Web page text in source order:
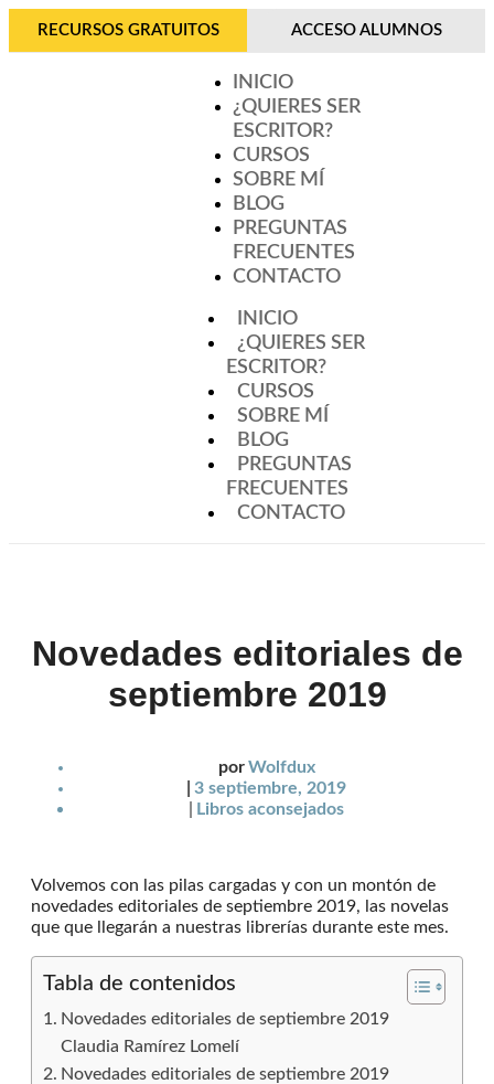
RECURSOS GRATUITOS ACCESO ALUMNOS
INICIO
¿QUIERES SER
ESCRITOR?
CURSOS
SOBRE MÍ
BLOG
PREGUNTAS
FRECUENTES
CONTACTO
INICIO
¿QUIERES SER
ESCRITOR?
CURSOS
SOBRE MÍ
BLOG
PREGUNTAS
FRECUENTES
CONTACTO
Novedades editoriales de
septiembre 2019
por Wolfdux
3 septiembre, 2019
Libros aconsejados
Volvemos con las pilas cargadas y con un montón de
novedades editoriales de septiembre 2019, las novelas
que que llegarán a nuestras librerías durante este mes.
Tabla de contenidos
Novedades editoriales de septiembre 2019
Claudia Ramírez Lomelí
Novedades editoriales de septiembre 2019